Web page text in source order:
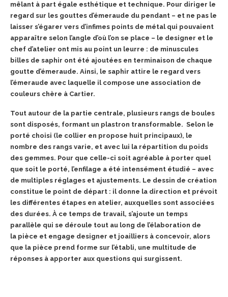
mêlant à part égale esthétique et technique. Pour diriger le
regard sur les gouttes d’émeraude du pendant – et ne pas le
laisser s’égarer vers d’infimes points de métal qui pouvaient
apparaître selon l’angle d’où l’on se place – le designer et le
chef d’atelier ont mis au point un leurre : de minuscules
billes de saphir ont été ajoutées en terminaison de chaque
goutte d’émeraude. Ainsi, le saphir attire le regard vers
l’émeraude avec laquelle il compose une association de
couleurs chère à Cartier.
Tout autour de la partie centrale, plusieurs rangs de boules
sont disposés, formant un plastron transformable. Selon le
porté choisi (le collier en propose huit principaux), le
nombre des rangs varie, et avec lui la répartition du poids
des gemmes. Pour que celle-ci soit agréable à porter quel
que soit le porté, l’enfilage a été intensément étudié – avec
de multiples réglages et ajustements. Le dessin de création
constitue le point de départ : il donne la direction et prévoit
les différentes étapes en atelier, auxquelles sont associées
des durées. À ce temps de travail, s’ajoute un temps
parallèle qui se déroule tout au long de l’élaboration de
la pièce et engage designer et joailliers à concevoir, alors
que la pièce prend forme sur l’établi, une multitude de
réponses à apporter aux questions qui surgissent.